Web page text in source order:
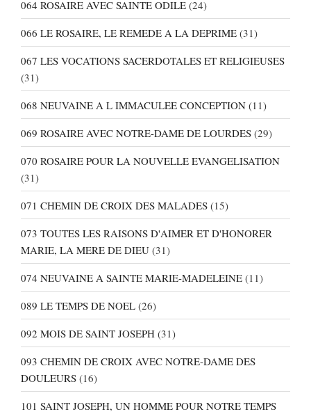
064 ROSAIRE AVEC SAINTE ODILE (24)
066 LE ROSAIRE, LE REMEDE A LA DEPRIME (31)
067 LES VOCATIONS SACERDOTALES ET RELIGIEUSES
(31)
068 NEUVAINE A L IMMACULEE CONCEPTION (11)
069 ROSAIRE AVEC NOTRE-DAME DE LOURDES (29)
070 ROSAIRE POUR LA NOUVELLE EVANGELISATION
(31)
071 CHEMIN DE CROIX DES MALADES (15)
073 TOUTES LES RAISONS D'AIMER ET D'HONORER
MARIE, LA MERE DE DIEU (31)
074 NEUVAINE A SAINTE MARIE-MADELEINE (11)
089 LE TEMPS DE NOEL (26)
092 MOIS DE SAINT JOSEPH (31)
093 CHEMIN DE CROIX AVEC NOTRE-DAME DES
DOULEURS (16)
101 SAINT JOSEPH, UN HOMME POUR NOTRE TEMPS